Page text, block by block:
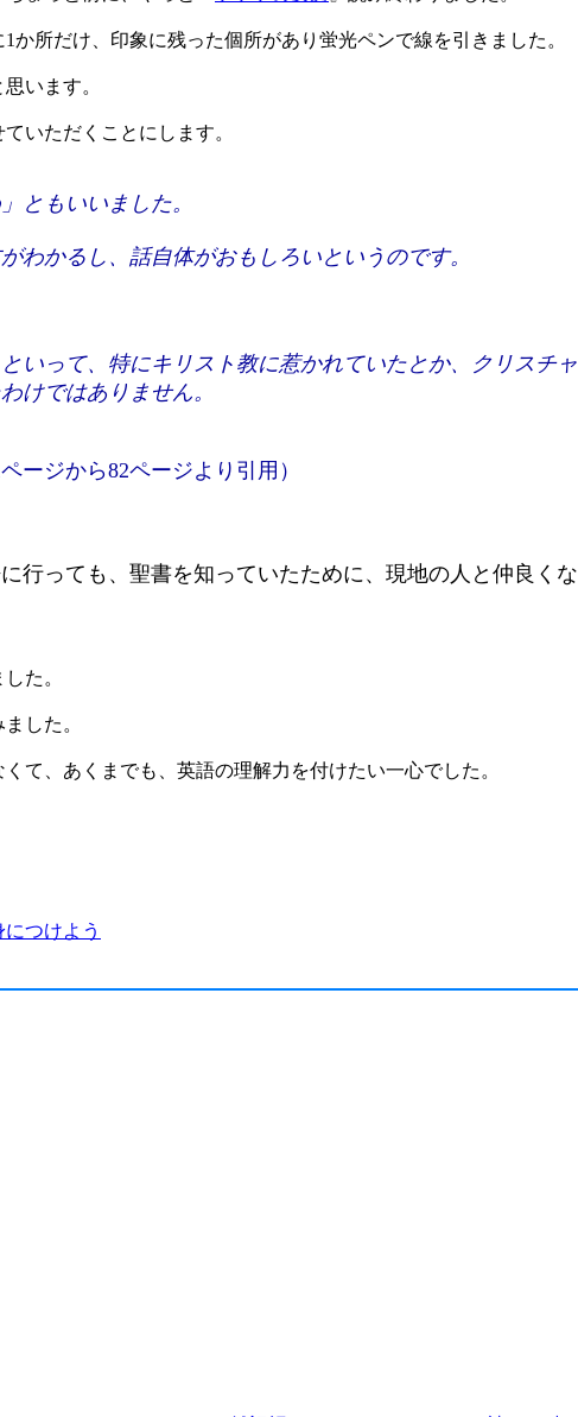
か所だけ、印象に残った個所があり蛍光ペンで線を引きました。
います。
いただくことにします。
ともいいました。
わかるし、話自体がおもしろいというのです。
いって、特にキリスト教に惹かれていたとか、クリスチャ
けではありません。
ージから82ページより引用）
行っても、聖書を知っていたために、現地の人と仲良くな
た。
した。
て、あくまでも、英語の理解力を付けたい一心でした。
つけよう